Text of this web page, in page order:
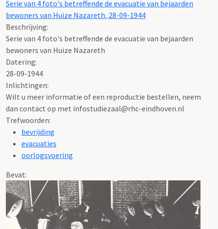
Serie van 4 foto's betreffende de evacuatie van bejaarden
bewoners van Huize Nazareth, 28-09-1944
Beschrijving:
Serie van 4 foto's betreffende de evacuatie van bejaarden
bewoners van Huize Nazareth
Datering:
28-09-1944
Inlichtingen:
Wilt u meer informatie of een reproductie bestellen, neem
dan contact op met infostudiezaal@rhc-eindhoven.nl
Trefwoorden:
bevrijding
evacuaties
oorlogsvoering
Bevat: